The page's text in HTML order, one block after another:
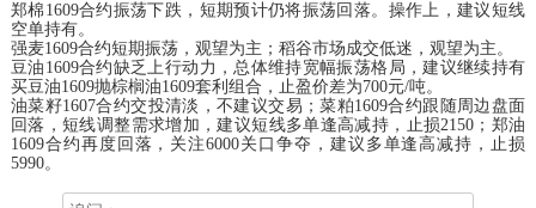
郑棉1609合约振荡下跌，短期预计仍将振荡回落。操作上，建议短线
空单持有。
强麦1609合约短期振荡，观望为主；稻谷市场成交低迷，观望为主。
豆油1609合约缺乏上行动力，总体维持宽幅振荡格局，建议继续持有
买豆油1609抛棕榈油1609套利组合，止盈价差为700元/吨。
油菜籽1607合约交投清淡，不建议交易；菜粕1609合约跟随周边盘面
回落，短线调整需求增加，建议短线多单逢高减持，止损2150；郑油
1609合约再度回落，关注6000关口争夺，建议多单逢高减持，止损
5990。